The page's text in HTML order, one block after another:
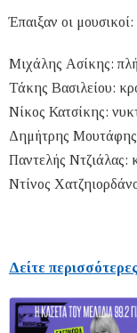
Έπαιξαν οι μουσικοί:
Μιχάλης Ασίκης:
Τάκης Βασιλείου:
Νίκος Κατσίκης:
Δημήτρης
Παντελής Ντζιάλας:
Ντίνος
Δείτε